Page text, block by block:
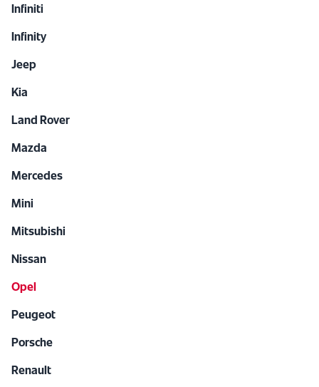
Infiniti
Infinity
Jeep
Kia
Land Rover
Mazda
Mercedes
Mini
Mitsubishi
Nissan
Opel
Peugeot
Porsche
Renault